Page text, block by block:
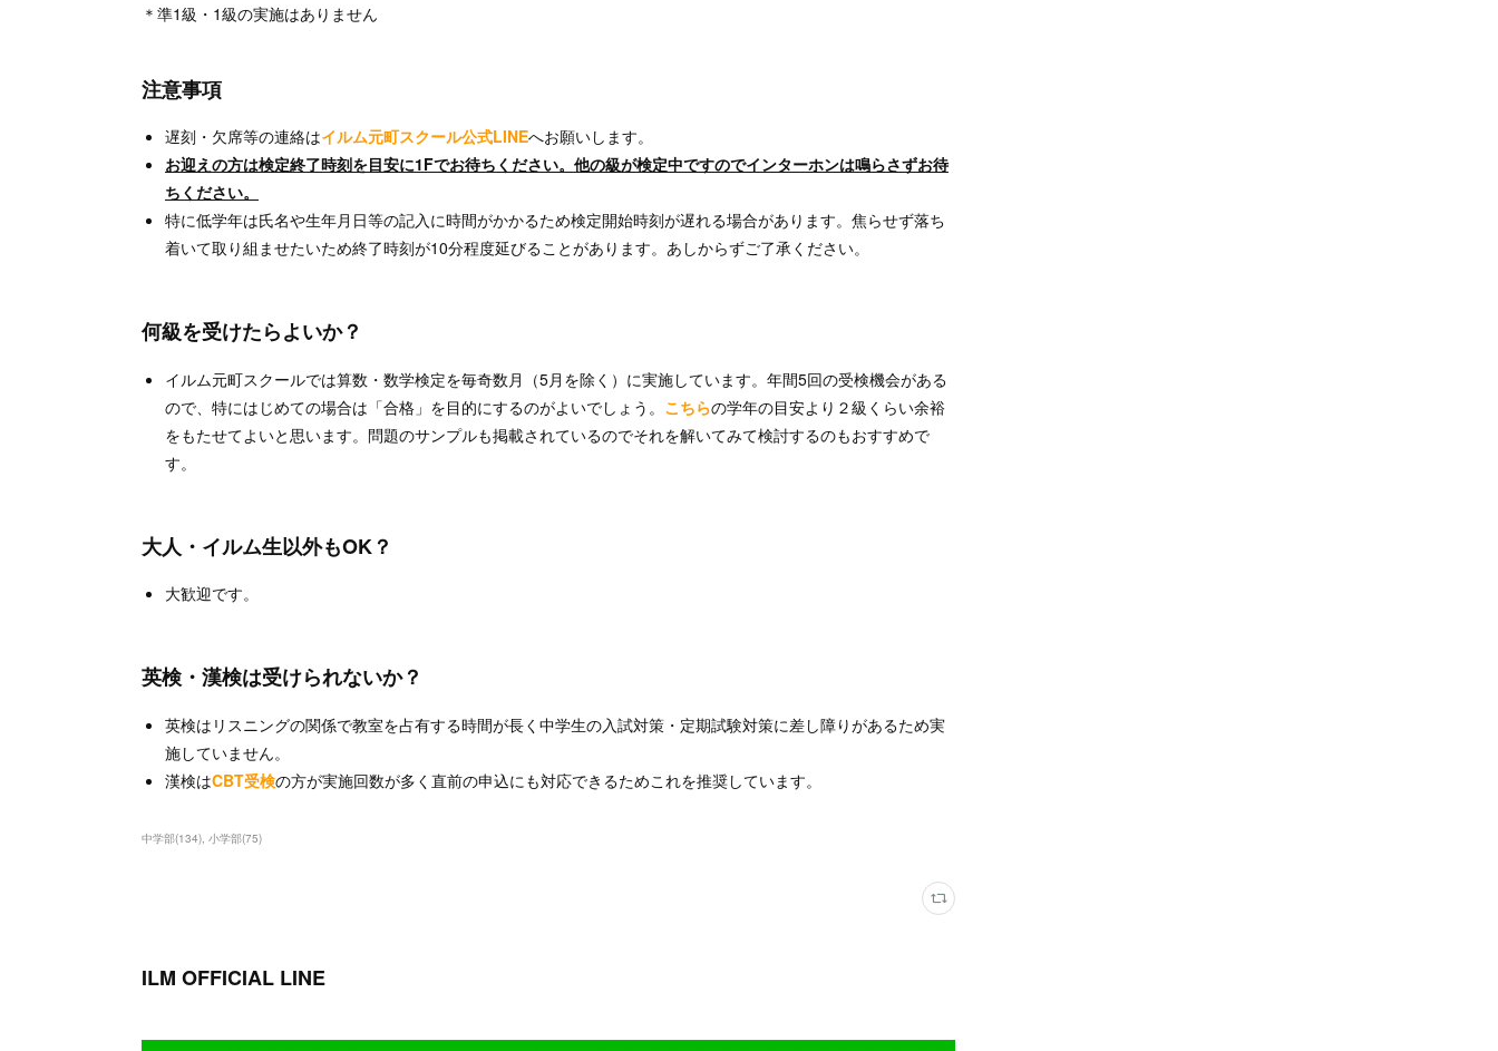
＊準1級・1級の実施はありません
注意事項
遅刻・欠席等の連絡はイルム元町スクール公式LINEへお願いします。
お迎えの方は検定終了時刻を目安に1Fでお待ちください。他の級が検定中ですのでインターホンは鳴らさずお待
ちください。
特に低学年は氏名や生年月日等の記入に時間がかかるため検定開始時刻が遅れる場合があります。焦らせず落ち
着いて取り組ませたいため終了時刻が10分程度延びることがあります。あしからずご了承ください。
何級を受けたらよいか？
イルム元町スクールでは算数・数学検定を毎奇数月（5月を除く）に実施しています。年間5回の受検機会がある
ので、特にはじめての場合は「合格」を目的にするのがよいでしょう。 こちらの学年の目安より２級くらい余裕
をもたせてよいと思います。問題のサンプルも掲載されているのでそれを解いてみて検討するのもおすすめで
す。
大人・イルム生以外もOK？
大歓迎です。
英検・漢検は受けられないか？
英検はリスニングの関係で教室を占有する時間が長く中学生の入試対策・定期試験対策に差し障りがあるため実
施していません。
漢検はCBT受検の方が実施回数が多く直前の申込にも対応できるためこれを推奨しています。
中学部(134) 小学部(75)
ILM OFFICIAL LINE